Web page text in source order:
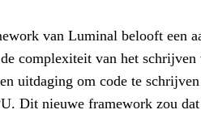
van Luminal belooft een
complexiteit van het
uitdaging om code te
Dit nieuwe framework zou